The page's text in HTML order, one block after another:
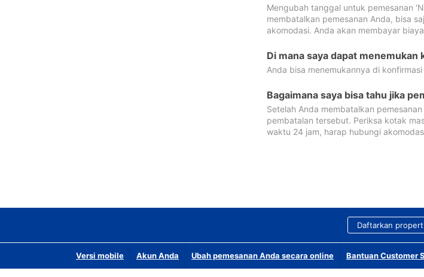
Mengubah tanggal untuk pemesanan
membatalkan pemesanan Anda, bisa
akomodasi. Anda akan membayar
Di mana saya dapat menemukan
Anda bisa menemukannya di
Bagaimana saya bisa tahu jika
Setelah Anda membatalkan
pembatalan tersebut. Periksa kotak
waktu 24 jam, harap hubungi
Daftarkan
Versi mobile Akun Anda Ubah pemesanan Anda secara online Bantuan Customer